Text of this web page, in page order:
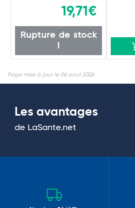
19,71€
Rupture de stock
!
Page mise à jour le 06 aout 2026
Les avantages
de LaSante.net